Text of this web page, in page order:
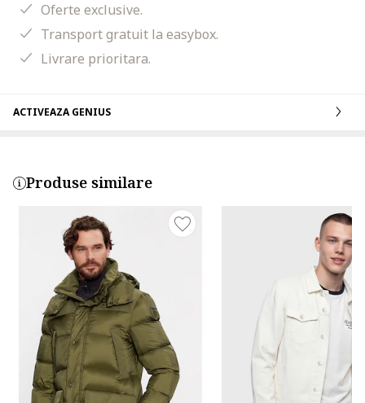
Oferte exclusive.
Transport gratuit la easybox.
Livrare prioritara.
ACTIVEAZA GENIUS
Produse similare